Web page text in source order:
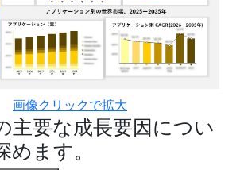
画像クリックで拡大
主要な成長要因につい
ます。